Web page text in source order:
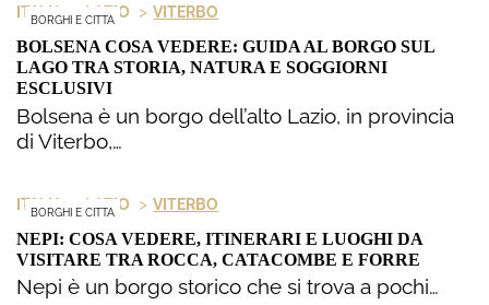
BORGHI E CITTA
ITALIA > LAZIO > VITERBO
BOLSENA COSA VEDERE: GUIDA AL BORGO SUL
LAGO TRA STORIA, NATURA E SOGGIORNI
ESCLUSIVI
Bolsena è un borgo dell’alto Lazio, in provincia
di Viterbo,…
BORGHI E CITTA
ITALIA > LAZIO > VITERBO
NEPI: COSA VEDERE, ITINERARI E LUOGHI DA
VISITARE TRA ROCCA, CATACOMBE E FORRE
Nepi è un borgo storico che si trova a pochi…